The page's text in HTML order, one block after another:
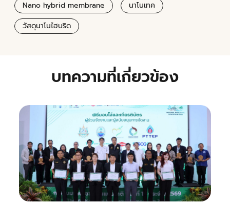
Nano hybrid membrane
นาโนเทค
วัสดุนาโนไฮบริด
บทความที่เกี่ยวข้อง